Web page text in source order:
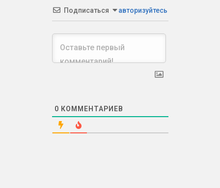
Подписаться авторизуйтесь
0 КОММЕНТАРИЕВ